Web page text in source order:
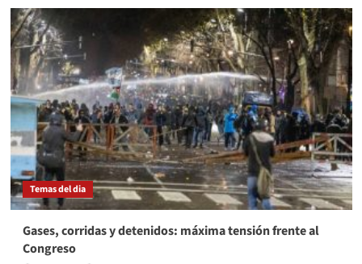
Temas del dia
Gases, corridas y detenidos: máxima tensión frente al
Congreso